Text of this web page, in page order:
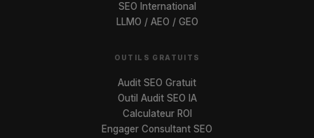
SEO International
LLMO / AEO / GEO
OUTILS GRATUITS
Audit SEO Gratuit
Outil Audit SEO IA
Calculateur ROI
Engager Consultant SEO